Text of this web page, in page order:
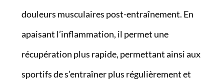
douleurs musculaires post-entraînement. En
apaisant l’inflammation, il permet une
récupération plus rapide, permettant ainsi aux
sportifs de s’entraîner plus régulièrement et